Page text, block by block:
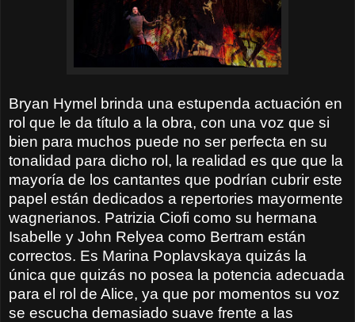
Bryan Hymel brinda una estupenda actuación en
rol que le da título a la obra, con una voz que si
bien para muchos puede no ser perfecta en su
tonalidad para dicho rol, la realidad es que que la
mayoría de los cantantes que podrían cubrir este
papel están dedicados a repertories mayormente
wagnerianos. Patrizia Ciofi como su hermana
Isabelle y John Relyea como Bertram están
correctos. Es Marina Poplavskaya quizás la
única que quizás no posea la potencia adecuada
para el rol de Alice, ya que por momentos su voz
se escucha demasiado suave frente a las